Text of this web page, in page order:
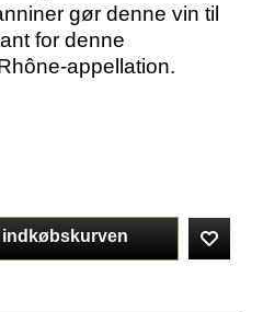
gør denne vin til
for denne
appellation.